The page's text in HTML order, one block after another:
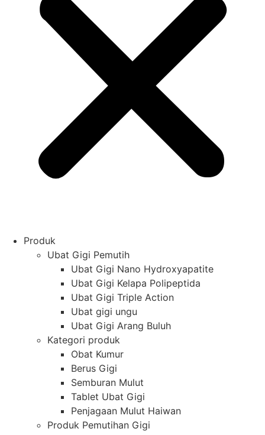
Produk
Ubat Gigi Pemutih
Ubat Gigi Nano Hydroxyapatite
Ubat Gigi Kelapa Polipeptida
Ubat Gigi Triple Action
Ubat gigi ungu
Ubat Gigi Arang Buluh
Kategori produk
Obat Kumur
Berus Gigi
Semburan Mulut
Tablet Ubat Gigi
Penjagaan Mulut Haiwan
Produk Pemutihan Gigi